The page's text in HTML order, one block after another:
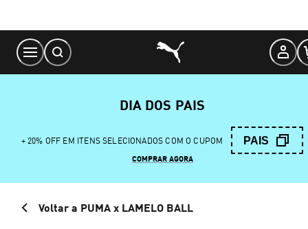
Content
DIA DOS PAIS
+ 20% OFF EM ITENS SELECIONADOS COM O CUPOM PAIS
COMPRAR AGORA
Voltar a PUMA x LAMELO BALL